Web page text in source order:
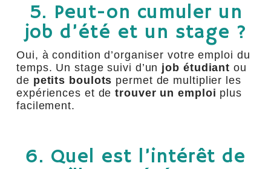
5. Peut-on cumuler un
job d’été et un stage ?
Oui, à condition d’organiser votre emploi du
temps. Un stage suivi d’un job étudiant ou
de petits boulots permet de multiplier les
expériences et detrouver un emploi plus
facilement.
6. Quel est l’intérêt de